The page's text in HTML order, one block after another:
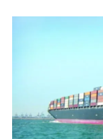
ফোন